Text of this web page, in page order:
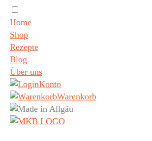
Home
Shop
Rezepte
Blog
Über uns
Konto
Warenkorb